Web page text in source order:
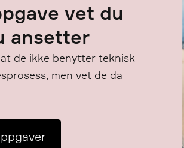
vet du
ansetter
de ikke benytter teknisk
men vet de da